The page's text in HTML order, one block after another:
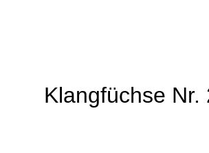
Klangfüchse Nr.